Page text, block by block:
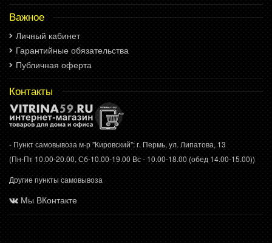
Важное
Личный кабинет
Гарантийные обязательства
Публичная оферта
Контакты
- Пункт самовывоза м-р "Кировский": г. Пермь, ул. Липатова, 13
(Пн-Пт 10.00-20.00, Сб-10.00-19.00 Вс - 10.00-18.00 (обед 14.00-15.00))
Другие пункты самовывоза
Мы ВКонтакте